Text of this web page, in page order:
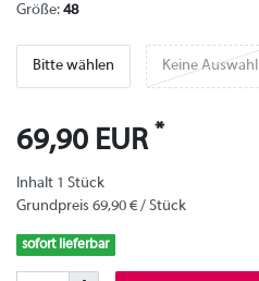
Größe: 48
Bitte wählen Keine Auswahl
69,90 EUR *
Inhalt 1 Stück
Grundpreis 69,90 € / Stück
sofort lieferbar